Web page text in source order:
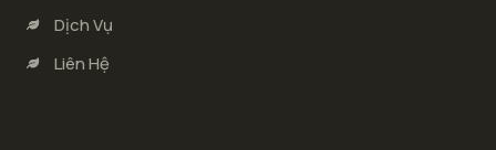
Dịch Vụ
Liên Hệ